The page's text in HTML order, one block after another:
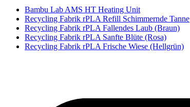
Bambu Lab AMS HT Heating Unit
Recycling Fabrik rPLA Refill Schimmernde Tanne
Recycling Fabrik rPLA Fallendes Laub (Braun)
Recycling Fabrik rPLA Sanfte Blüte (Rosa)
Recycling Fabrik rPLA Frische Wiese (Hellgrün)